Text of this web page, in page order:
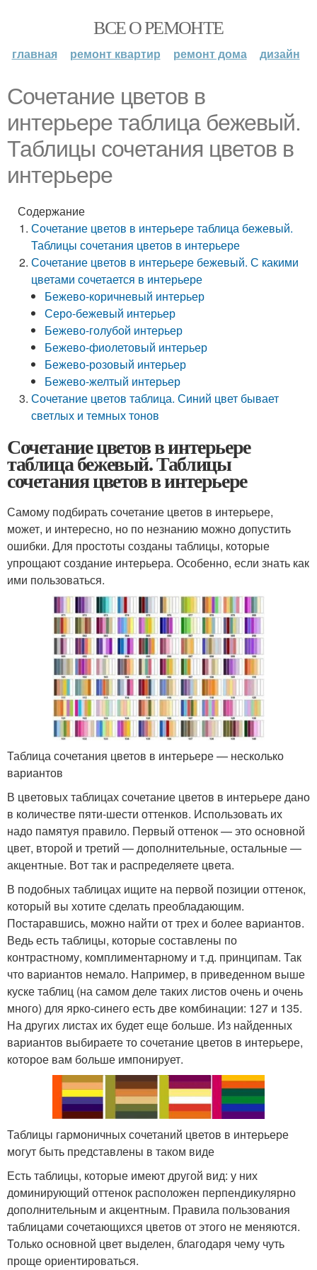
ВСЕ О РЕМОНТЕ
главная ремонт квартир ремонт дома дизайн
Сочетание цветов в
интерьере таблица бежевый.
Таблицы сочетания цветов в
интерьере
Содержание
Сочетание цветов в интерьере таблица бежевый.
Таблицы сочетания цветов в интерьере
Сочетание цветов в интерьере бежевый. С какими
цветами сочетается в интерьере
Бежево-коричневый интерьер
Серо-бежевый интерьер
Бежево-голубой интерьер
Бежево-фиолетовый интерьер
Бежево-розовый интерьер
Бежево-желтый интерьер
Сочетание цветов таблица. Синий цвет бывает
светлых и темных тонов
Сочетание цветов в интерьере
таблица бежевый. Таблицы
сочетания цветов в интерьере
Самому подбирать сочетание цветов в интерьере,
может, и интересно, но по незнанию можно допустить
ошибки. Для простоты созданы таблицы, которые
упрощают создание интерьера. Особенно, если знать как
ими пользоваться.
Таблица сочетания цветов в интерьере — несколько
вариантов
В цветовых таблицах сочетание цветов в интерьере дано
в количестве пяти-шести оттенков. Использовать их
надо памятуя правило. Первый оттенок — это основной
цвет, второй и третий — дополнительные, остальные —
акцентные. Вот так и распределяете цвета.
В подобных таблицах ищите на первой позиции оттенок,
который вы хотите сделать преобладающим.
Постаравшись, можно найти от трех и более вариантов.
Ведь есть таблицы, которые составлены по
контрастному, комплиментарному и т.д. принципам. Так
что вариантов немало. Например, в приведенном выше
куске таблиц (на самом деле таких листов очень и очень
много) для ярко-синего есть две комбинации: 127 и 135.
На других листах их будет еще больше. Из найденных
вариантов выбираете то сочетание цветов в интерьере,
которое вам больше импонирует.
Таблицы гармоничных сочетаний цветов в интерьере
могут быть представлены в таком виде
Есть таблицы, которые имеют другой вид: у них
доминирующий оттенок расположен перпендикулярно
дополнительным и акцентным. Правила пользования
таблицами сочетающихся цветов от этого не меняются.
Только основной цвет выделен, благодаря чему чуть
проще ориентироваться.